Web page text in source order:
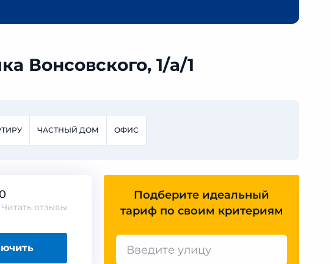
Вонсовского, 1/а/1
ЧАСТНЫЙ ДОМ ОФИС
Читать отзывы
Подберите идеальный
тариф по своим критериям